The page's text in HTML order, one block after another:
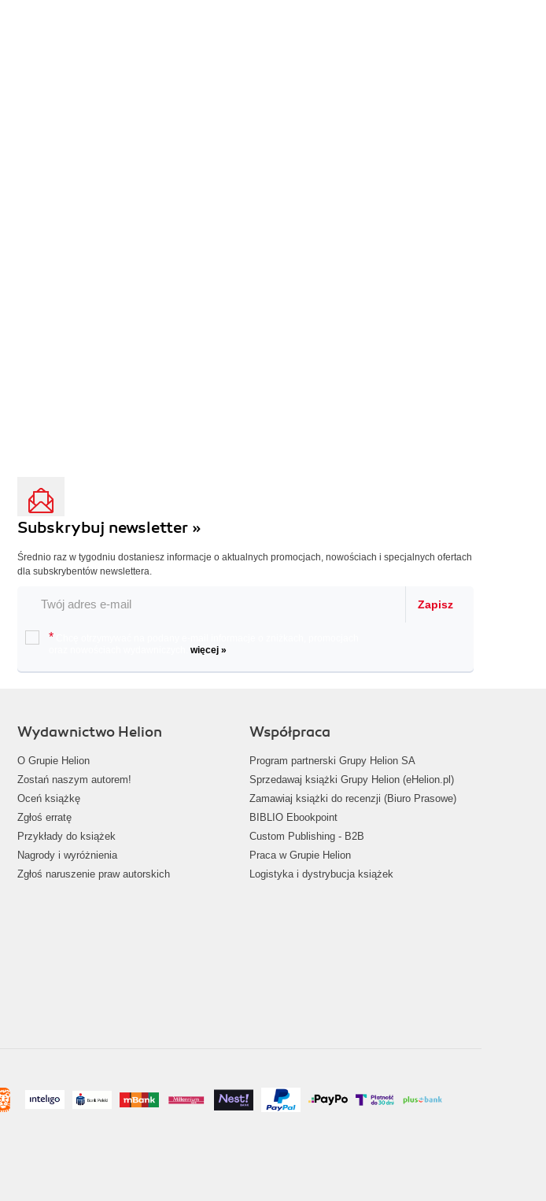
Subskrybuj newsletter »
Średnio raz w tygodniu dostaniesz informacje o aktualnych promocjach, nowościach i specjalnych ofertach
dla subskrybentów newslettera.
Zapisz
*
więcej »
Wydawnictwo Helion
O Grupie Helion
Zostań naszym autorem!
Oceń książkę
Zgłoś erratę
Przykłady do książek
Nagrody i wyróżnienia
Zgłoś naruszenie praw autorskich
Współpraca
Program partnerski Grupy Helion SA
Sprzedawaj książki Grupy Helion (eHelion.pl)
Zamawiaj książki do recenzji (Biuro Prasowe)
BIBLIO Ebookpoint
Custom Publishing - B2B
Praca w Grupie Helion
Logistyka i dystrybucja książek